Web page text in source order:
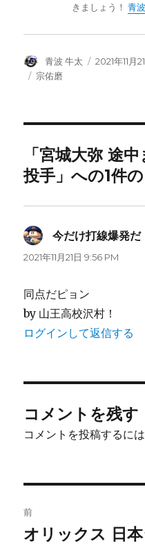
きましょう！青
投
稿
青波 牛太
投
2021年11月
タ
宗佑磨
「宮城大弥 途
投手」への1件
今だけ打線爆発だよ
2021年11月21日 9:56 PM
同点だピョン
by 山王高校沢村！
ログインして返信する
コメントを残す
コメントを投稿するには
稿
前
前
オリックス 日